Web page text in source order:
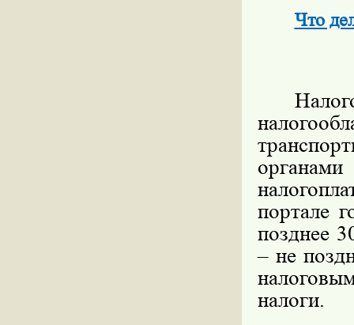
Что
портале
позднее
– не
налоги.